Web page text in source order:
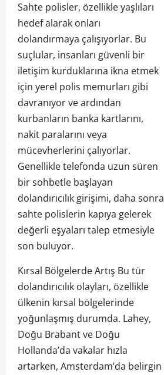
Sahte polisler, özellikle yaşlıları
hedef alarak onları
dolandırmaya çalışıyorlar. Bu
suçlular, insanları güvenli bir
iletişim kurduklarına ikna etmek
için yerel polis memurları gibi
davranıyor ve ardından
kurbanların banka kartlarını,
nakit paralarını veya
mücevherlerini çalıyorlar.
Genellikle telefonda uzun süren
bir sohbetle başlayan
dolandırıcılık girişimi, daha sonra
sahte polislerin kapıya gelerek
değerli eşyaları talep etmesiyle
son buluyor.
Kırsal Bölgelerde Artış Bu tür
dolandırıcılık olayları, özellikle
ülkenin kırsal bölgelerinde
yoğunlaşmış durumda. Lahey,
Doğu Brabant ve Doğu
Hollanda’da vakalar hızla
artarken, Amsterdam’da belirgin